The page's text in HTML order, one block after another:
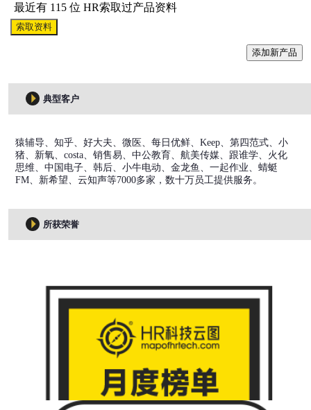
最近有 115 位 HR索取过产品资料
索取资料
添加新产品
典型客户
猿辅导、知乎、好大夫、微医、每日优鲜、Keep、第四范式、小
猪、新氧、costa、销售易、中公教育、航美传媒、跟谁学、火化
思维、中国电子、韩后、小牛电动、金龙鱼、一起作业、蜻蜓
FM、新希望、云知声等7000多家，数十万员工提供服务。
所获荣誉